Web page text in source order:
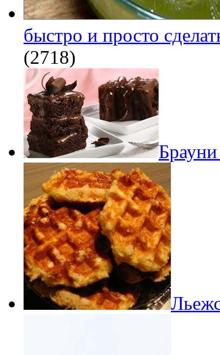
быстро и просто
(2718)